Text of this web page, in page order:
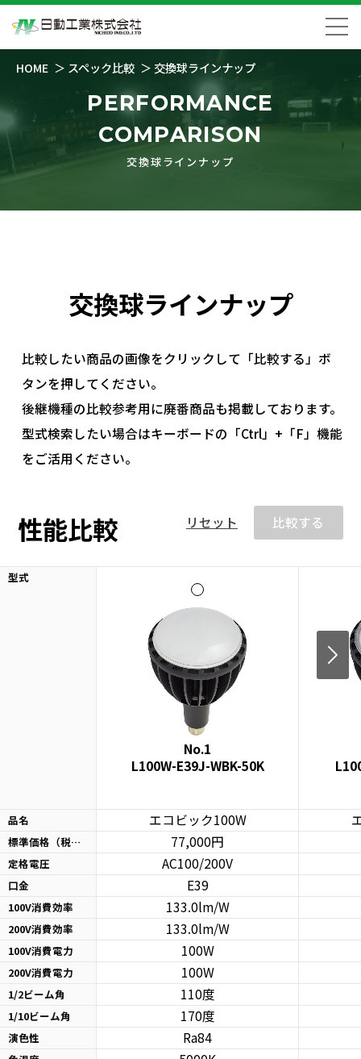
HOME スペック比較 交換球ラインナップ
PERFORMANCE
COMPARISON
交換球ラインナップ
交換球ラインナップ
比較したい商品の画像をクリックして「比較する」ボ
タンを押してください。
後継機種の比較参考用に廃番商品も掲載しております。
型式検索したい場合はキーボードの「Ctrl」+「F」機能
をご活用ください。
性能比較 リセット 比較する
型式
品名
標準価格（税別）
定格電圧
口金
100V消費効率
200V消費効率
100V消費電力
200V消費電力
1/2ビーム角
1/10ビーム角
演色性
No.1
L100W-E39J-WBK-50K
エコビック100W
77,000円
AC100/200V
E39
133.0lm/W
133.0lm/W
100W
100W
110度
170度
Ra84